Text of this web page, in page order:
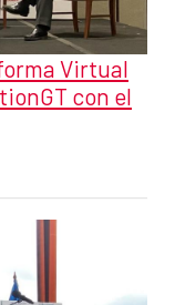
Virtual
con el